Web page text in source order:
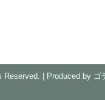
Reserved. Produced by ゴ